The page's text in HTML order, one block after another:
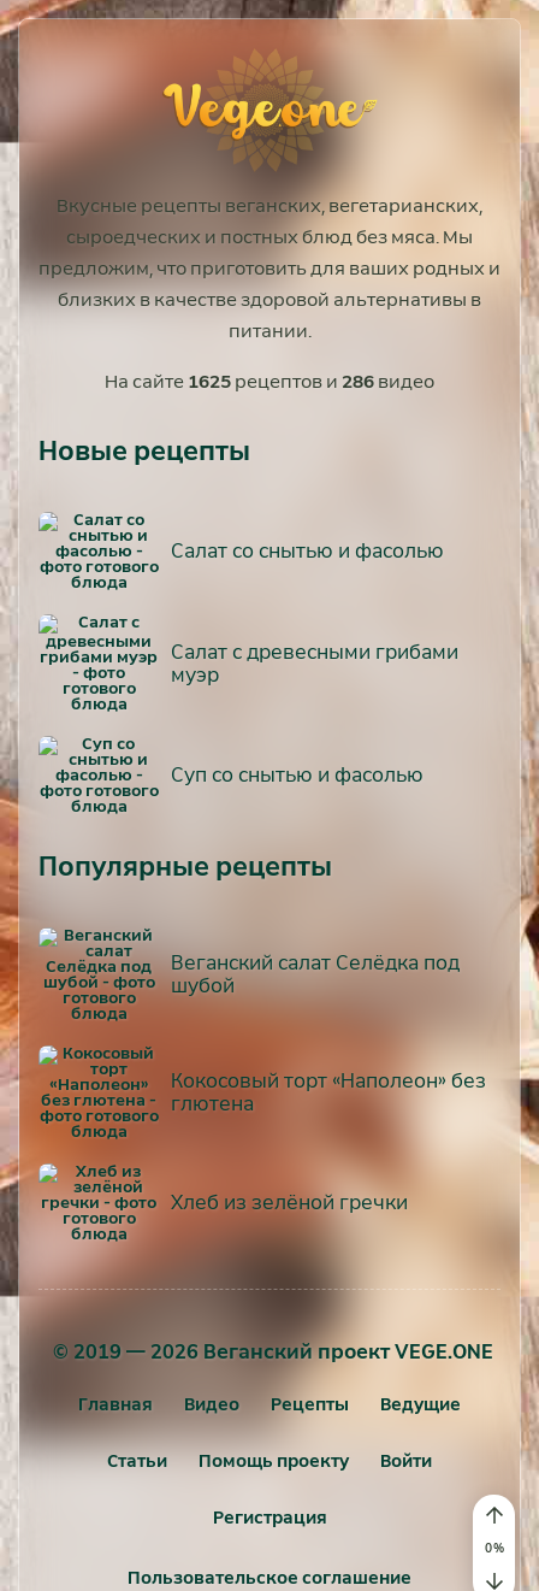
Вкусные рецепты веганских, вегетарианских,
сыроедческих и постных блюд без мяса. Мы
предложим, что приготовить для ваших родных и
близких в качестве здоровой альтернативы в
питании.
На сайте 1625 рецептов и 286 видео
Новые рецепты
Салат со снытью и фасолью
Салат с древесными грибами
муэр
Суп со снытью и фасолью
Популярные рецепты
Веганский салат Селёдка под
шубой
Кокосовый торт «Наполеон» без
глютена
Хлеб из зелёной гречки
© 2019 — 2026 Веганский проект VEGE.ONE
Главная Видео Рецепты Ведущие
Статьи Помощь проекту Войти
Регистрация
Пользовательское соглашение
0%